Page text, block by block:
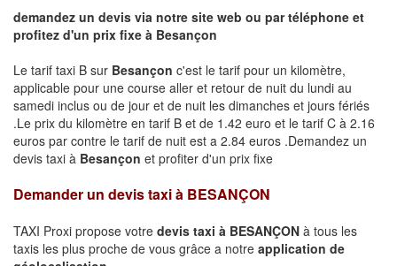
demandez un devis via notre site web ou par téléphone et
profitez d'un prix fixe à Besançon
Le tarif taxi B sur Besançon c'est le tarif pour un kilomètre,
applicable pour une course aller et retour de nuit du lundi au
samedi inclus ou de jour et de nuit les dimanches et jours fériés
.Le prix du kilomètre en tarif B et de 1.42 euro et le tarif C à 2.16
euros par contre le tarif de nuit est a 2.84 euros .Demandez un
devis taxi à Besançon et profiter d'un prix fixe
Demander un devis taxi à BESANÇON
TAXI Proxi propose votre devis taxi à BESANÇON à tous les
taxis les plus proche de vous grâce a notre application de